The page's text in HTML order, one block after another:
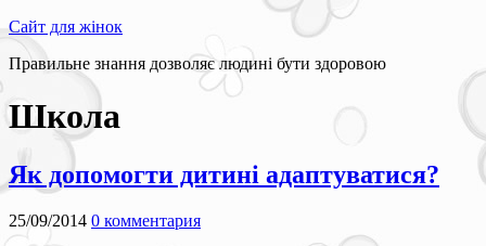
Сайт для жінок
Правильне знання дозволяє людині бути здоровою
Школа
Як допомогти дитині адаптуватися?
25/09/2014 0 комментария